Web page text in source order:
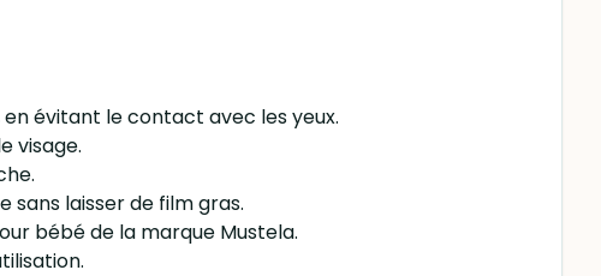
évitant le contact avec les yeux.
visage.
sans laisser de film gras.
bébé de la marque Mustela.